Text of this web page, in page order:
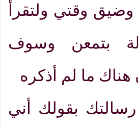
وقتي ولتقرأ
بتمعن وسوف
ما لم أذكره
بقولك أني